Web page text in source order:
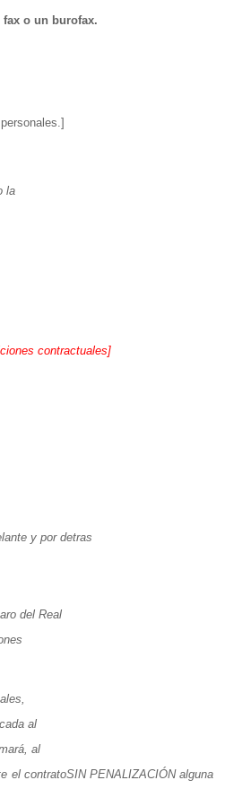
o un burofax.
la
contractuales]
y por detras
del Real
al
al
el contratoSIN PENALIZACIÓN alguna